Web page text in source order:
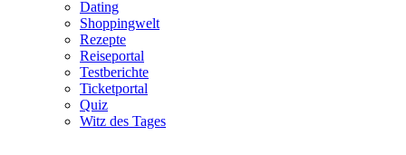
Dating
Shoppingwelt
Rezepte
Reiseportal
Testberichte
Ticketportal
Quiz
Witz des Tages